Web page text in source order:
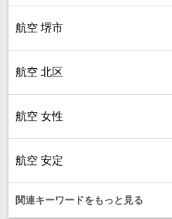
航空 堺市
航空 北区
航空 女性
航空 安定
関連キーワードをもっと見る